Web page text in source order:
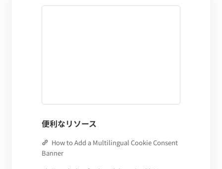
便利なリソース
How to Add a Multilingual Cookie Consent
Banner